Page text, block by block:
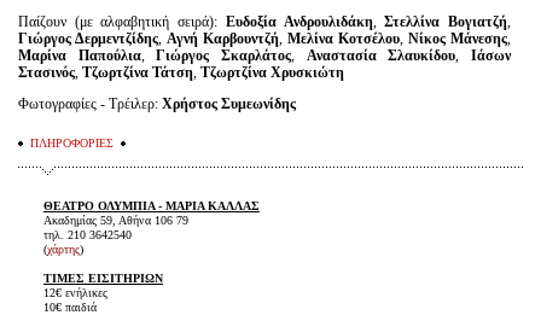
Παίζουν (με αλφαβητική σειρά): Ευδοξία Ανδρουλιδάκη,Στελλίνα Βογιατζή
Γιώργος Δερμεντζίδης Αγνή Καρβουντζή Μελίνα Κοτσέλου Νίκος Μάνεσης
Μαρίνα Παπούλια,Γιώργος Σκαρλάτος Αναστασία Σλαυκίδου
Ιάσων
Στασινός Τζωρτζίνα Τάτση Τζωρτζίνα Χρυσκιώτη
Φωτογραφίες - Τρέιλερ: Χρήστος Συμεωνίδης
ΠΛΗΡΟΦΟΡΙΕΣ
ΘΕΑΤΡΟ ΟΛΥΜΠΙΑ - ΜΑΡΙΑ ΚΑΛΛΑΣ
Ακαδημίας 59, Αθήνα 106 79
τηλ. 210 3642540
(χάρτης)
ΤΙΜΕΣ ΕΙΣΙΤΗΡΙΩΝ
12€ ενήλικες
10€ παιδιά